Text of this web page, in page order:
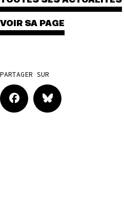
VOIR SA PAGE
PARTAGER SUR